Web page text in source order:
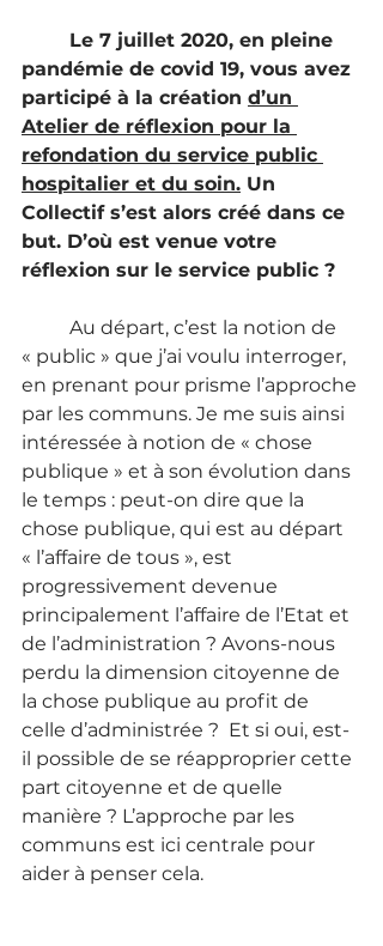
Le 7 juillet 2020, en pleine
pandémie de covid 19, vous avez
participé à la création d’un
Atelier de réflexion pour la
refondation du service public
hospitalier et du soin. Un
Collectif s’est alors créé dans ce
but. D’où est venue votre
réflexion sur le service public ?
« public » que j’ai voulu interroger,
en prenant pour prisme l’approche
par les communs. Je me suis ainsi
intéressée à notion de « chose
publique » et à son évolution dans
le temps : peut-on dire que la
chose publique, qui est au départ
« l’affaire de tous », est
progressivement devenue
principalement l’affaire de l’Etat et
de l’administration ? Avons-nous
perdu la dimension citoyenne de
la chose publique au profit de
celle d’administrée ?  Et si oui, est-
il possible de se réapproprier cette
part citoyenne et de quelle
manière ? L’approche par les
communs est ici centrale pour
aider à penser cela.